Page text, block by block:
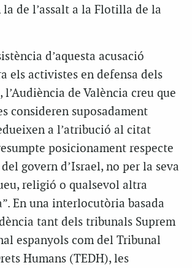
la de l’assalt a la Flotilla de la
d’aquesta acusació
els activistes en defensa dels
l’Audiència de València creu que
consideren suposadament
a l’atribució al citat
posicionament respecte
govern d’Israel, no per la seva
religió o qualsevol altra
En una interlocutòria basada
tant dels tribunals Suprem
espanyols com del Tribunal
Humans (TEDH), les